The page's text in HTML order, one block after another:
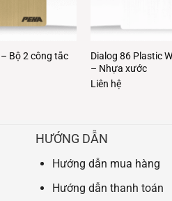
Bộ 2 công tắc
Dialog 86 Plastic
– Nhựa xước
Liên hệ
HƯỚNG DẪN
Hướng dẫn mua hàng
Hướng dẫn thanh toán